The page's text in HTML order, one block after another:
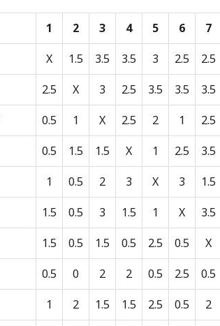
1 2 3 4 5 6 7
X 1.5 3.5 3.5 3 2.5 2.5
2.5 X 3 2.5 3.5 3.5 3.5
0.5 1 X 2.5 2 1 2.5
0.5 1.5 1.5 X 1 2.5 3.5
1 0.5 2 3 X 3 1.5
1.5 0.5 3 1.5 1 X 3.5
1.5 0.5 1.5 0.5 2.5 0.5 X
0.5 0 2 2 0.5 2.5 0.5
1 2 1.5 1.5 2.5 0.5 2